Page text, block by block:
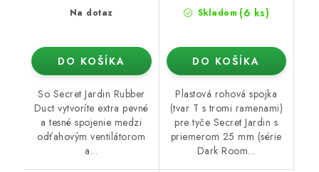
Na dotaz
DO KOŠÍKA
So Secret Jardin Rubber
Duct vytvoríte extra pevné
a tesné spojenie medzi
odťahovým ventilátorom
a...
Skladom (6 ks)
DO KOŠÍKA
Plastová rohová spojka
(tvar T s tromi ramenami)
pre tyče Secret Jardin s
priemerom 25 mm (série
Dark Room...